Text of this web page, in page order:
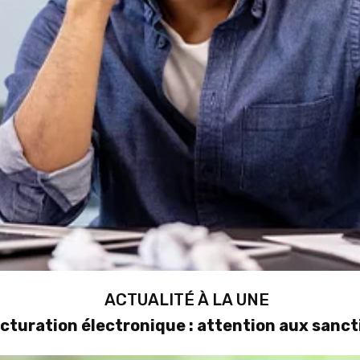
ACTUALITÉ À LA UNE
électronique : attention aux